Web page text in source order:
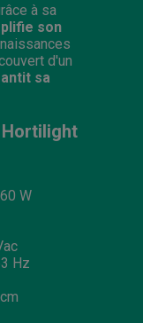
à sa
son
d'un
sa
W
Hz